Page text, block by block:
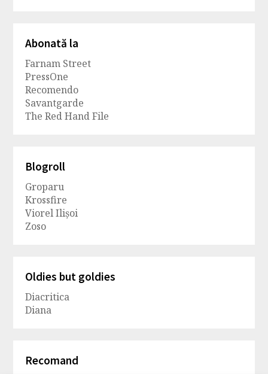
Abonată la
Farnam Street
PressOne
Recomendo
Savantgarde
The Red Hand File
Blogroll
Groparu
Krossfire
Viorel Ilișoi
Zoso
Oldies but goldies
Diacritica
Diana
Recomand